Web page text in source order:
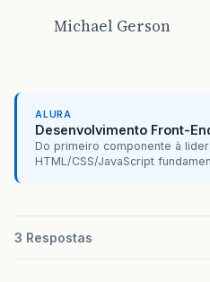
Michael Gerson
ALURA
Desenvolvimento Front-
Do primeiro componente à
HTML/CSS/JavaScript
3 Respostas